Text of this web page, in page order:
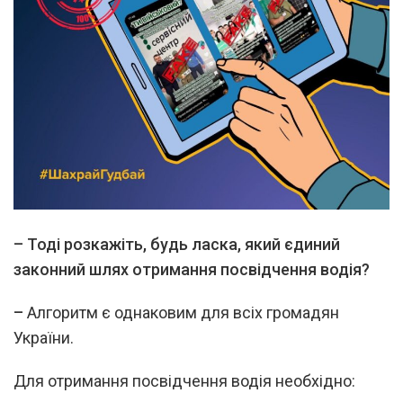
– Тоді розкажіть, будь ласка, який єдиний
законний шлях отримання посвідчення водія?
– Алгоритм є однаковим для всіх громадян
України.
Для отримання посвідчення водія необхідно: